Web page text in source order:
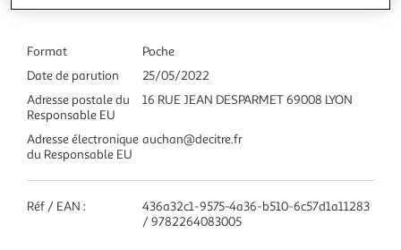
Format
Poche
Date de parution
25/05/2022
Adresse postale du
Responsable EU
16 RUE JEAN DESPARMET 69008 LYON
Adresse électronique
du Responsable EU
auchan@decitre.fr
Réf / EAN :
436a32c1-9575-4a36-b510-6c57d1a11283
/ 9782264083005